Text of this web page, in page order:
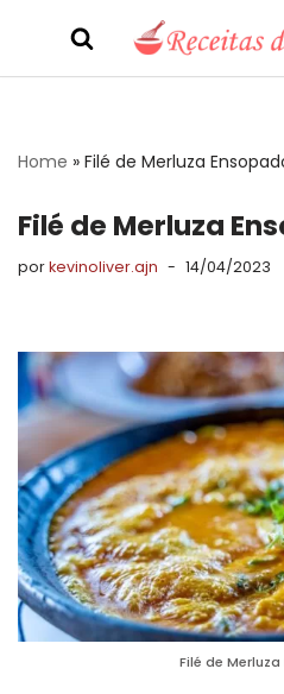
Home » Filé de Merluza
Filé de Merluza
porkevinoliver.ajn 14/04/2023
Filé de